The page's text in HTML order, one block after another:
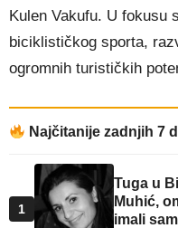
Kulen Vakufu. U fokusu
biciklističkog sporta,
ogromnih turističkih
Najčitanije zadnjih 7
1
Tuga u
Muhić,
imali